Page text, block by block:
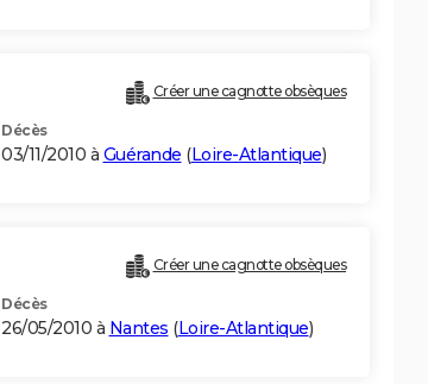
Créer une cagnotte obsèques
Décès
03/11/2010 à Guérande (Loire-Atlantique)
Créer une cagnotte obsèques
Décès
26/05/2010 à Nantes (Loire-Atlantique)